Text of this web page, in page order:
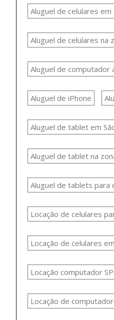
Aluguel de celulares em
Aluguel de celulares na
Aluguel de computador
Aluguel de iPhone
Aluguel de tablet em
Aluguel de tablet na
Aluguel de tablets para
Locação de celulares
Locação de celulares
Locação computador SP
Locação de